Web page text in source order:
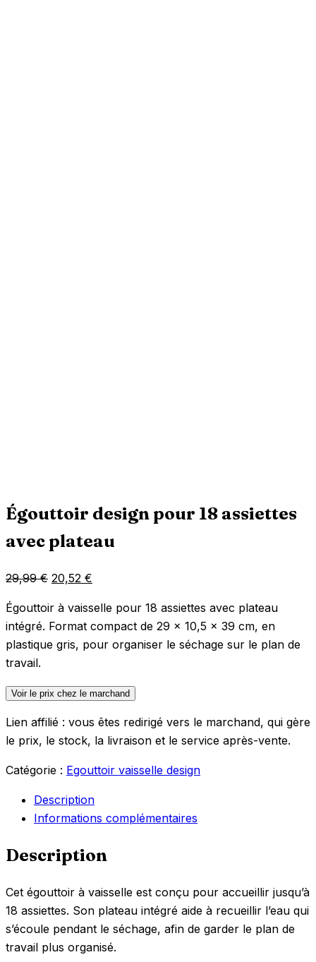
Égouttoir design pour 18 assiettes
avec plateau
29,99€ Le
initial
était :
29,99 €.
20,52 €
actuel
est :
20,52 €.
Égouttoir à vaisselle pour 18 assiettes avec plateau
intégré. Format compact de 29 x 10,5 x 39 cm, en
plastique gris, pour organiser le séchage sur le plan de
travail.
Voir le prix chez le marchand
Lien affilié : vous êtes redirigé vers le marchand, qui gère
le prix, le stock, la livraison et le service après-vente.
Catégorie : Egouttoir vaisselle design
Description
Informations complémentaires
Description
Cet égouttoir à vaisselle est conçu pour accueillir jusqu’à
18 assiettes. Son plateau intégré aide à recueillir l’eau qui
s’écoule pendant le séchage, afin de garder le plan de
travail plus organisé.